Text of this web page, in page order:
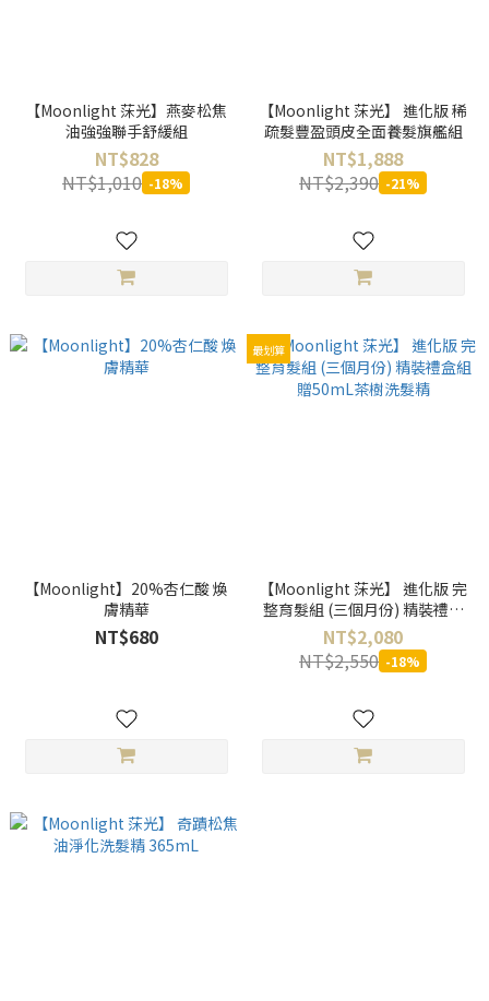
【Moonlight 莯光】燕麥松焦
油強強聯手舒緩組
NT$828
NT$1,010 -18%
【Moonlight 莯光】 進化版 稀
疏髮豐盈頭皮全面養髮旗艦組
NT$1,888
NT$2,390 -21%
【Moonlight】20%杏仁酸 煥
膚精華
NT$680
最划算
【Moonlight 莯光】 進化版 完
整育髮組 (三個月份) 精裝禮盒
組 贈50mL茶樹洗髮精
NT$2,080
NT$2,550 -18%